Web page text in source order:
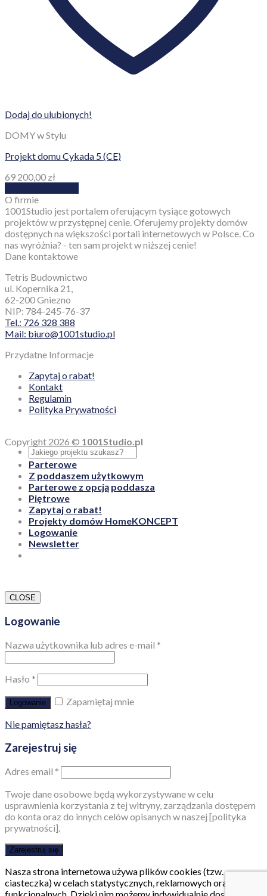
Dodaj do ulubionych!
DOMY w Stylu
Projekt domu Cykada 5 (CE)
69 200,00 zł
O firmie
1001Studio jest portalem oferującym tysiące gotowych
projektów w przystępnej cenie. Oferujemy projekty domów
dostępnych na większości portali internetowych w Polsce. Co
nas wyróżnia? - ten sam projekt w niższej cenie!
Dane kontaktowe
Tetris Budownictwo
ul. Kopernika 21,
62-200 Gniezno
NIP: 784-245-76-37
Tel.: 726 328 388
Mail: biuro@1001studio.pl
Przydatne Informacje
Zapytaj o rabat!
Kontakt
Regulamin
Polityka Prywatności
Copyright 2026 © 1001Studio.pl
Parterowe
Z poddaszem użytkowym
Parterowe z opcją poddasza
Piętrowe
Zapytaj o rabat!
Projekty domów HomeKONCEPT
Logowanie
Newsletter
CLOSE
Logowanie
Nazwa użytkownika lub adres e-mail *
Hasło *
Logowanie
Zapamiętaj mnie
Nie pamiętasz hasła?
Zarejestruj się
Adres email *
Twoje dane osobowe będą wykorzystywane w celu
usprawnienia korzystania z tej witryny, zarządzania dostępem
do konta oraz do innych celów opisanych w naszej [polityka
prywatności].
Zarejestruj się
Nasza strona internetowa używa plików cookies (tzw.
ciasteczka) w celach statystycznych, reklamowych oraz
funkcjonalnych. Dzięki nim możemy indywidualnie dostosować